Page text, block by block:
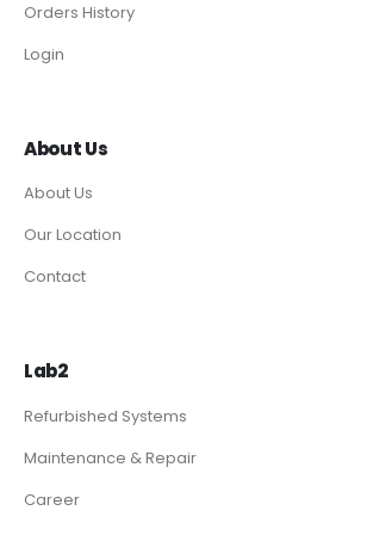
Orders History
Login
About Us
About Us
Our Location
Contact
Lab2
Refurbished Systems
Maintenance & Repair
Career